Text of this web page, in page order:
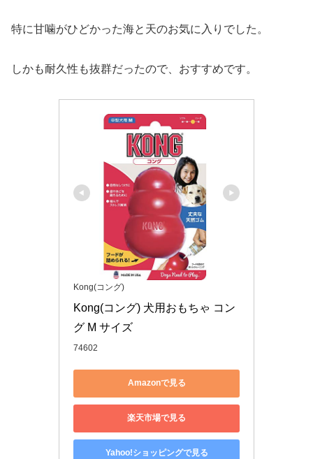
特に甘噛がひどかった海と天のお気に入りでした。
しかも耐久性も抜群だったので、おすすめです。
Kong(コング)
Kong(コング) 犬用おもちゃ コン
グ M サイズ
74602
Amazonで見る
楽天市場で見る
Yahoo!ショッピングで見る